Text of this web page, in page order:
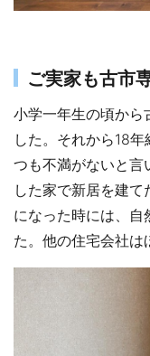
ご実家も古市
小学一年生の頃から
した。それから18
つも不満がないと言
した家で新居を建
になった時には、自
た。他の住宅会社は